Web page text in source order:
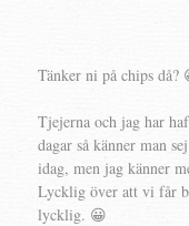
Tänker ni på chips då?
Tjejerna och jag har
dagar så känner man
idag, men jag känner
Lycklig över att vi får
lycklig. 😀